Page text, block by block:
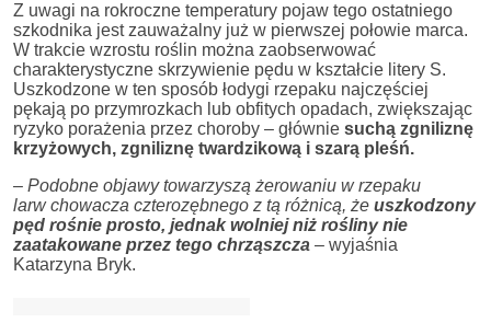
Z uwagi na rokroczne temperatury pojaw tego ostatniego
szkodnika jest zauważalny już w pierwszej połowie marca.
W trakcie wzrostu roślin można zaobserwować
charakterystyczne skrzywienie pędu w kształcie litery S.
Uszkodzone w ten sposób łodygi rzepaku najczęściej
pękają po przymrozkach lub obfitych opadach, zwiększając
ryzyko porażenia przez choroby – głównie suchą zgniliznę
krzyżowych, zgniliznę twardzikową i szarą pleśń.
– Podobne objawy towarzyszą żerowaniu w rzepaku
larw chowacza czterozębnego z tą różnicą, że uszkodzony
pęd rośnie prosto, jednak wolniej niż rośliny nie
zaatakowane przez tego chrząszcza – wyjaśnia
Katarzyna Bryk.